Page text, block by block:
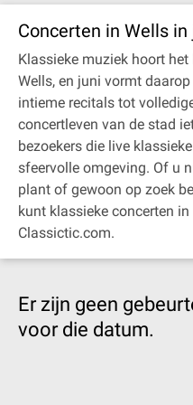
Concerten in Wells
Klassieke muziek hoort
Wells, en juni vormt
intieme recitals tot
concertleven van de stad
bezoekers die live
sfeervolle omgeving. Of u
plant of gewoon op zoek
kunt klassieke concerten
Classictic.com.
Er zijn geen
voor die datum.